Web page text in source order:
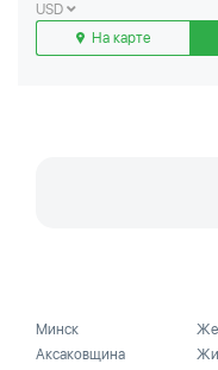
USD
На карте
Минск
Аксаковщина